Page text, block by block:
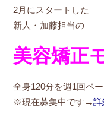
2月にスタートした
新人・加藤担当の
美容矯正
全身120分を週1回ペ
※現在募集中です→詳